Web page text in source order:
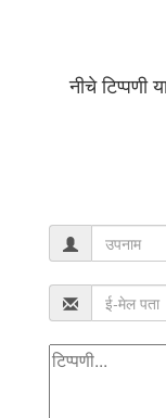
नीचे टिप्पणी